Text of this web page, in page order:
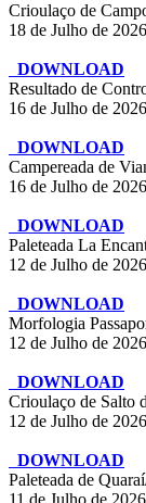
Crioulaço de
18 de Julho de 2026
DOWNLOAD
Resultado de
16 de Julho de 2026
DOWNLOAD
Campereada de
16 de Julho de 2026
DOWNLOAD
Paleteada La
12 de Julho de 2026
DOWNLOAD
Morfologia
12 de Julho de 2026
DOWNLOAD
Crioulaço de Salto
12 de Julho de 2026
DOWNLOAD
Paleteada de